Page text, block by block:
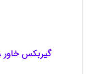
گیربکس خاور 608 و 808 و مینی‌بوس 309